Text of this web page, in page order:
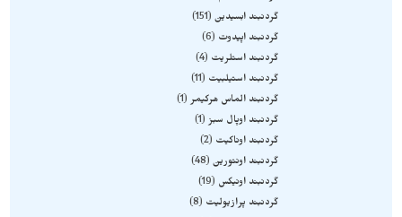
گردنبند ابسیدین 151
گردنبند اپیدوت
6
گردنبند استلریت
4
گردنبند استیلبیت
11
گردنبند الماس هرکیمر 1
گردنبند اوپال سبز 1
گردنبند اوناکیت
2
گردنبند اونتورین 48
گردنبند اونیکس
19
گردنبند پرازیولیت
8